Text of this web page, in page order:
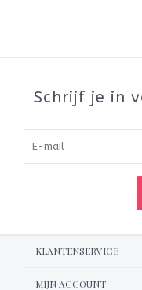
Schrijf je in
KLANTENSERVICE
MIJN ACCOUNT